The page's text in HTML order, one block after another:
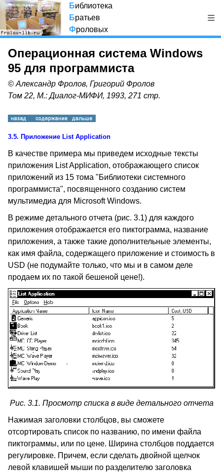
Библиотека
Братьев
Фроловых
Операционная система Windows
95 для программиста
© Александр Фролов, Григорий Фролов
Том 22, М.: Диалог-МИФИ, 1993, 271 стр.
3.5. Приложение List Application
В качестве примера мы приведем исходные тексты
приложения List Application, отображающего список
приложений из 15 тома "Библиотеки системного
программиста", посвященного созданию систем
мультимедиа для Microsoft Windows.
В режиме детального отчета (рис. 3.1) для каждого
приложения отображается его пиктограмма, название
приложения, а также такие дополнительные элементы,
как имя файла, содержащего приложение и стоимость в
USD (не подумайте только, что мы и в самом деле
продаем их по такой бешеной цене!).
Рис. 3.1. Просмотр списка в виде детального отчета
Нажимая заголовки столбцов, вы сможете
отсортировать список по названию, по имени файла
пиктограммы, или по цене. Ширина столбцов поддается
регулировке. Причем, если сделать двойной щелчок
левой клавишей мыши по разделителю заголовка